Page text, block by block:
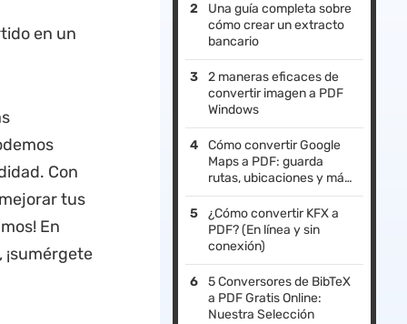
en un
Con
tus
En
Una guía completa sobre
cómo crear un extracto
bancario
2 maneras eficaces de
convertir imagen a PDF
Windows
Cómo convertir Google
Maps a PDF: guarda
rutas, ubicaciones y más
para usarlos sin conexión
¿Cómo convertir KFX a
PDF? (En línea y sin
conexión)
5 Conversores de BibTeX
a PDF Gratis Online:
Nuestra Selección